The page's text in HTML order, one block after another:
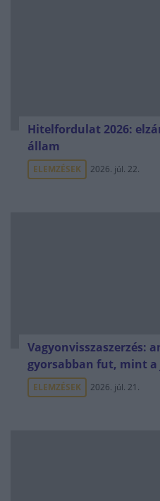
Hitelfordulat 2026:
állam
ELEMZÉSEK 2026. júl. 22.
Vagyonvisszaszerzés:
gyorsabban fut, mint a
ELEMZÉSEK 2026. júl. 21.